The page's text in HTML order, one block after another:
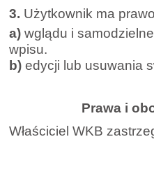
3. Użytkownik ma
a) wglądu i
wpisu.
b) edycji lub usuwania
Prawa i
Właściciel WKB